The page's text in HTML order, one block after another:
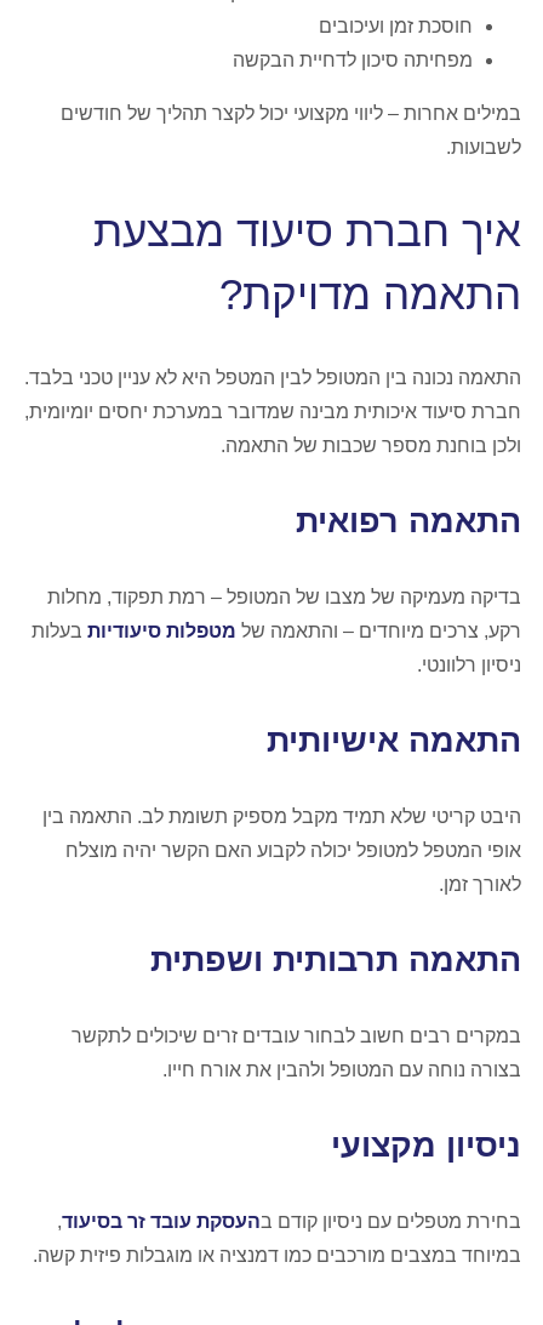
חוסכת זמן ועיכובים
מפחיתה סיכון לדחיית הבקשה
במילים אחרות – ליווי מקצועי יכול לקצר תהליך של חודשים
לשבועות.
איך חברת סיעוד מבצעת
התאמה מדויקת?
התאמה נכונה בין המטופל לבין המטפל היא לא עניין טכני בלבד.
חברת סיעוד איכותית מבינה שמדובר במערכת יחסים יומיומית,
ולכן בוחנת מספר שכבות של התאמה.
התאמה רפואית
בדיקה מעמיקה של מצבו של המטופל – רמת תפקוד, מחלות
רקע, צרכים מיוחדים – והתאמה של מטפלות סיעודיות בעלות
ניסיון רלוונטי.
התאמה אישיותית
היבט קריטי שלא תמיד מקבל מספיק תשומת לב. התאמה בין
אופי המטפל למטופל יכולה לקבוע האם הקשר יהיה מוצלח
לאורך זמן.
התאמה תרבותית ושפתית
במקרים רבים חשוב לבחור עובדים זרים שיכולים לתקשר
בצורה נוחה עם המטופל ולהבין את אורח חייו.
ניסיון מקצועי
בחירת מטפלים עם ניסיון קודם בהעסקת עובד זר בסיעוד,
במיוחד במצבים מורכבים כמו דמנציה או מוגבלות פיזית קשה.